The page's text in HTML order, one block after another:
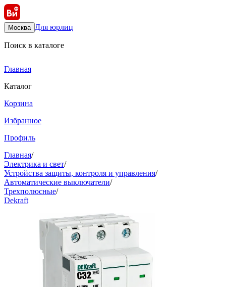
Москва Для юрлиц
Поиск в каталоге
Главная
Каталог
Корзина
Избранное
Профиль
Главная/
Электрика и свет/
Устройства защиты, контроля и управления/
Автоматические выключатели/
Трехполюсные/
Dekraft